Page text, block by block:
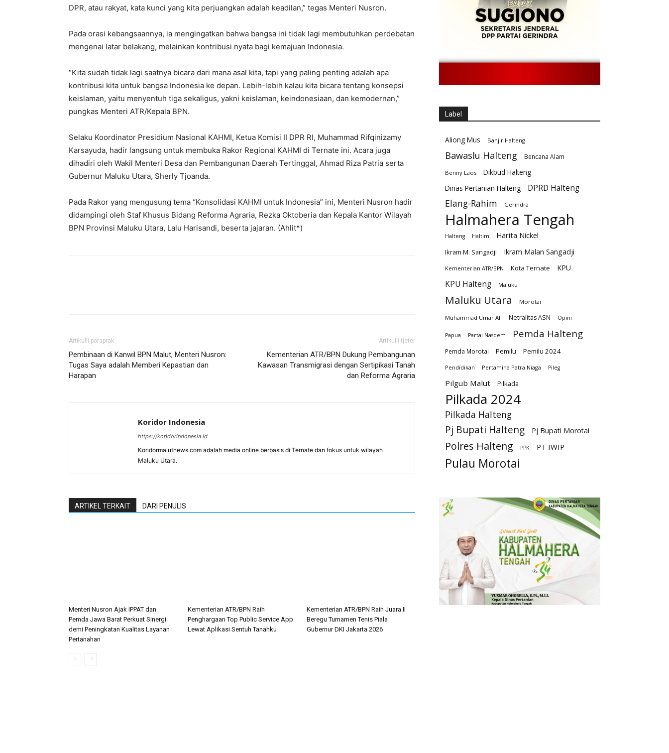
DPR, atau rakyat, kata kunci yang kita perjuangkan adalah keadilan,” tegas Menteri Nusron.
‎Pada orasi kebangsaannya, ia mengingatkan bahwa bangsa ini tidak lagi membutuhkan perdebatan
mengenai latar belakang, melainkan kontribusi nyata bagi kemajuan Indonesia.
‎“Kita sudah tidak lagi saatnya bicara dari mana asal kita, tapi yang paling penting adalah apa
kontribusi kita untuk bangsa Indonesia ke depan. Lebih-lebih kalau kita bicara tentang konsepsi
keislaman, yaitu menyentuh tiga sekaligus, yakni keislaman, keindonesiaan, dan kemodernan,”
pungkas Menteri ATR/Kepala BPN.
‎Selaku Koordinator Presidium Nasional KAHMI, Ketua Komisi II DPR RI, Muhammad Rifqinizamy
Karsayuda, hadir langsung untuk membuka Rakor Regional KAHMI di Ternate ini. Acara juga
dihadiri oleh Wakil Menteri Desa dan Pembangunan Daerah Tertinggal, Ahmad Riza Patria serta
Gubernur Maluku Utara, Sherly Tjoanda.
‎Pada Rakor yang mengusung tema “Konsolidasi KAHMI untuk Indonesia” ini, Menteri Nusron hadir
didampingi oleh Staf Khusus Bidang Reforma Agraria, Rezka Oktoberia dan Kepala Kantor Wilayah
BPN Provinsi Maluku Utara, Lalu Harisandi, beserta jajaran. (Ahlit*)
Artikulli paraprak
Pembinaan di Kanwil BPN Malut, Menteri Nusron:
Tugas Saya adalah Memberi Kepastian dan
Harapan ‎
Artikulli tjetër
Kementerian ATR/BPN Dukung Pembangunan
Kawasan Transmigrasi dengan Sertipikasi Tanah
dan Reforma Agraria
Koridor Indonesia
https://koridorindonesia.id
Koridormalutnews.com adalah media online berbasis di Ternate dan fokus untuk wilayah
Maluku Utara.
ARTIKEL TERKAIT DARI PENULIS
Menteri Nusron Ajak IPPAT dan
Pemda Jawa Barat Perkuat Sinergi
demi Peningkatan Kualitas Layanan
Pertanahan
Kementerian ATR/BPN Raih
Penghargaan Top Public Service App
Lewat Aplikasi Sentuh Tanahku
Kementerian ATR/BPN Raih Juara II
Beregu Turnamen Tenis Piala
Gubernur DKI Jakarta 2026
Label
Aliong Mus Banjir Halteng
Bawaslu Halteng Bencana Alam
Benny Laos
Dikbud Halteng
Dinas Pertanian Halteng
DPRD Halteng
Elang-Rahim Gerindra
Halmahera Tengah
Halteng Haltim Harita Nickel
Ikram M. Sangadji Ikram Malan Sangadji
Kementerian ATR/BPN Kota Ternate KPU
KPU Halteng Maluku
Maluku Utara Morotai
Muhammad Umar Ali Netralitas ASN Opini
Papua Partai Nasdem Pemda Halteng
Pemda Morotai Pemilu Pemilu 2024
Pendidikan Pertamina Patra Niaga Pileg
Pilgub Malut Pilkada
Pilkada 2024
Pilkada Halteng
Pj Bupati Halteng Pj Bupati Morotai
Polres Halteng PPK PT IWIP
Pulau Morotai